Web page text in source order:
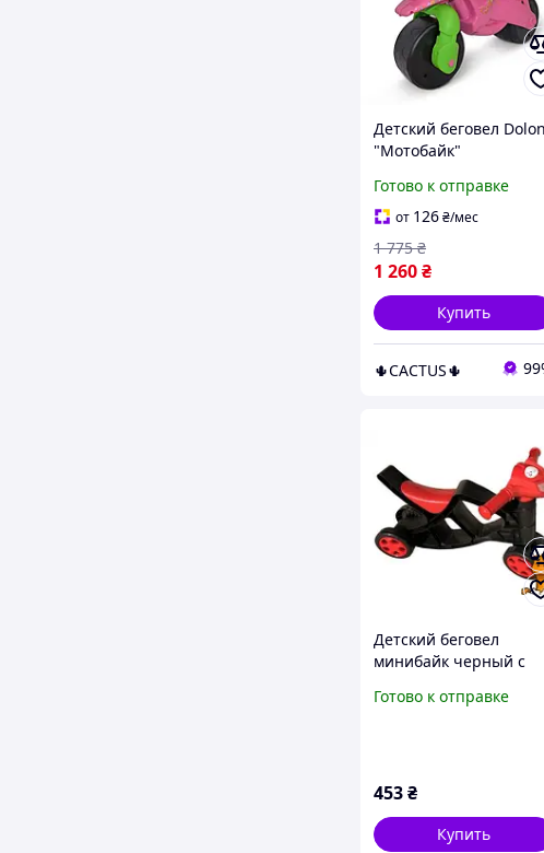
Детский беговел
"Мотобайк"
подсветкой, розовый,
для девочек,
устойчивый, с ручкой
для переноски, до 30 кг
Готово к отправке
от 126₴/мес
1 260₴
1 775 ₴
Купить
🌵CACTUS🌵
Детский беговел
минибайк черный с
Doloni 0136/02
Готово к отправке
453₴
Купить